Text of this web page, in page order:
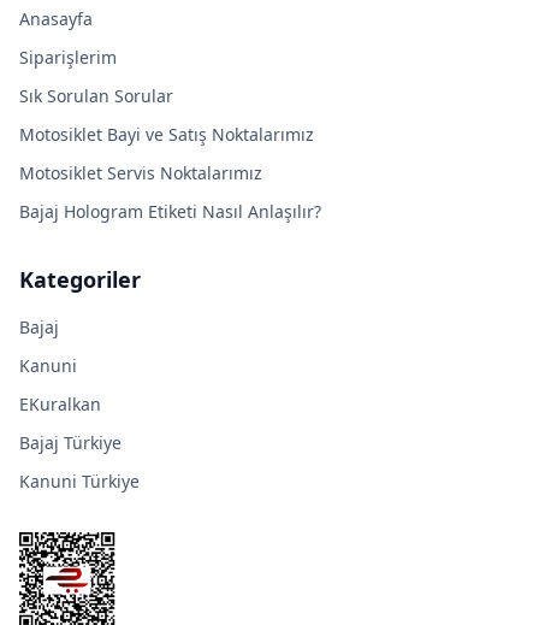
Anasayfa
Siparişlerim
Sık Sorulan Sorular
Motosiklet Bayi ve Satış Noktalarımız
Motosiklet Servis Noktalarımız
Bajaj Hologram Etiketi Nasıl Anlaşılır?
Kategoriler
Bajaj
Kanuni
EKuralkan
Bajaj Türkiye
Kanuni Türkiye